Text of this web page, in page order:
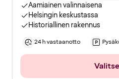
Aamiainen valinnaisena
Helsingin keskustassa
Historiallinen rakennus
24 h vastaanotto